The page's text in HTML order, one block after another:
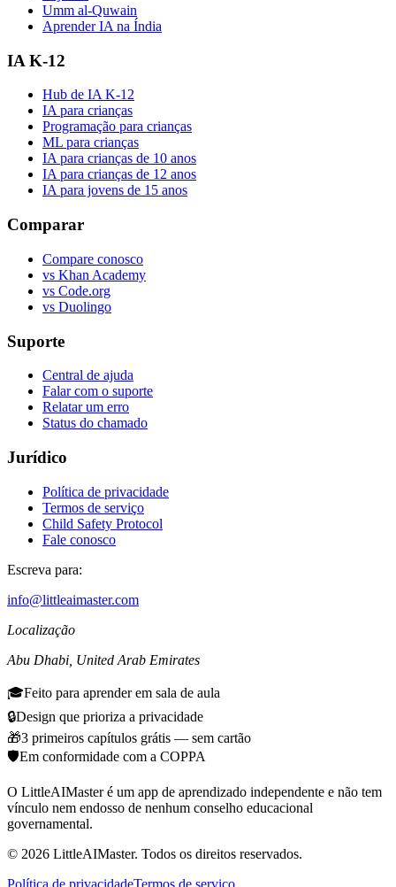
Umm al-Quwain
Aprender IA na Índia
IA K-12
Hub de IA K-12
IA para crianças
Programação para crianças
ML para crianças
IA para crianças de 10 anos
IA para crianças de 12 anos
IA para jovens de 15 anos
Comparar
Compare conosco
vs Khan Academy
vs Code.org
vs Duolingo
Suporte
Central de ajuda
Falar com o suporte
Relatar um erro
Status do chamado
Jurídico
Política de privacidade
Termos de serviço
Child Safety Protocol
Fale conosco
Escreva para:
info@littleaimaster.com
Localização
Abu Dhabi United Arab Emirates
🎓Feito para aprender em sala de aula
🔒Design que prioriza a privacidade
🎁3 primeiros capítulos grátis — sem cartão
🛡️Em conformidade com a COPPA
O LittleAIMaster é um app de aprendizado independente e não tem
vínculo nem endosso de nenhum conselho educacional
governamental.
© 2026 LittleAIMaster. Todos os direitos reservados.
Política de privacidadeTermos de serviço